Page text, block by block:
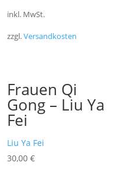
inkl. MwSt.
zzgl.Versandkosten
Frauen Qi
Gong – Liu Ya
Fei
Liu Ya Fei
30,00€